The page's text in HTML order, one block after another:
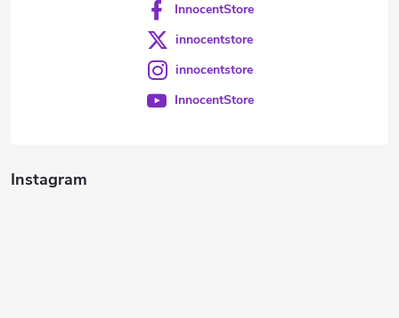
Instagram
InnocentStore
innocentstore
innocentstore
InnocentStore